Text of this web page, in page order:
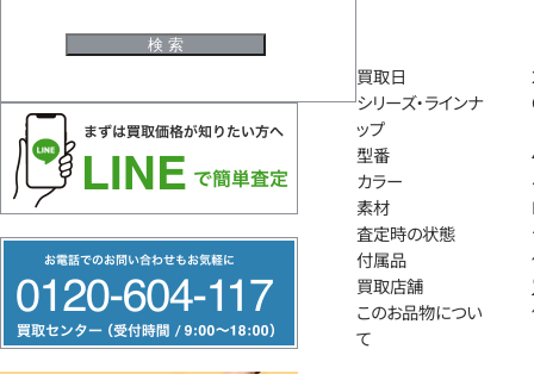
リ
ー
買取日
シリーズ・ラインナ
ップ
型番
カラー
素材
査定時の状態
付属品
買取店舗
このお品物につい
て